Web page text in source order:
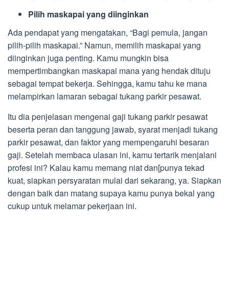
Pilih maskapai yang diinginkan
Ada pendapat yang mengatakan, “Bagi pemula, jangan
pilih-pilih maskapai.” Namun, memilih maskapai yang
diinginkan juga penting. Kamu mungkin bisa
mempertimbangkan maskapai mana yang hendak dituju
sebagai tempat bekerja. Sehingga, kamu tahu ke mana
melampirkan lamaran sebagai tukang parkir pesawat.
Itu dia penjelasan mengenai gaji tukang parkir pesawat
beserta peran dan tanggung jawab, syarat menjadi tukang
parkir pesawat, dan faktor yang mempengaruhi besaran
gaji. Setelah membaca ulasan ini, kamu tertarik menjalani
profesi ini? Kalau kamu memang niat dan[punya tekad
kuat, siapkan persyaratan mulai dari sekarang, ya. Siapkan
dengan baik dan matang supaya kamu punya bekal yang
cukup untuk melamar pekerjaan ini.